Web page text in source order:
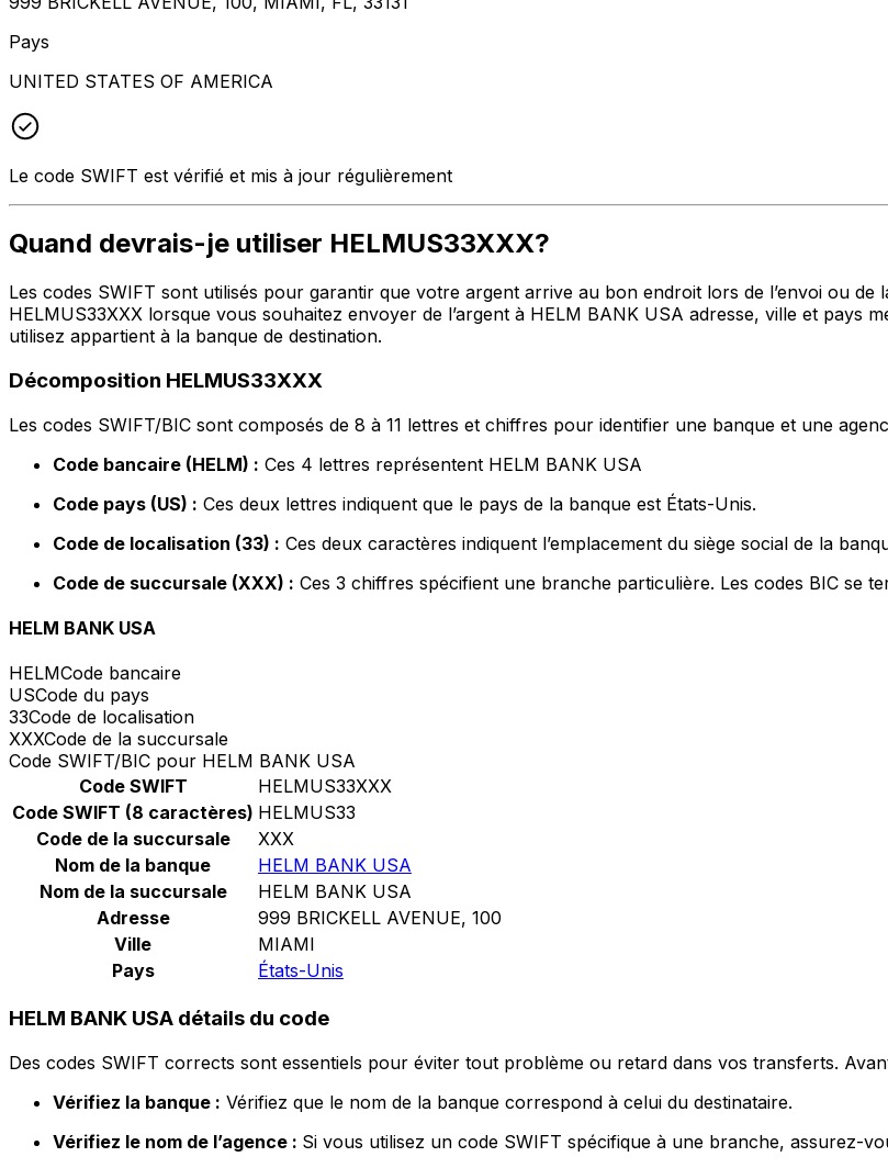
Pays
UNITED STATES OF AMERICA
Le code SWIFT est vérifié et mis à jour régulièrement
Quand devrais-je utiliser HELMUS33XXX?
Les codes SWIFT sont utilisés pour garantir que votre argent arrive au bon endroit lors de l’envoi ou de
HELMUS33XXX lorsque vous souhaitez envoyer de l’argent à HELM BANK USA adresse, ville et pays
utilisez appartient à la banque de destination.
Décomposition HELMUS33XXX
Les codes SWIFT/BIC sont composés de 8 à 11 lettres et chiffres pour identifier une banque et une
Code bancaire (HELM) : Ces 4 lettres représentent HELM BANK USA
Code pays (US) : Ces deux lettres indiquent que le pays de la banque est États-Unis.
Code de localisation (33) : Ces deux caractères indiquent l’emplacement du siège social de la
Code de succursale (XXX) : Ces 3 chiffres spécifient une branche particulière. Les codes BIC se
HELM BANK USA
HELMCode bancaire
USCode du pays
33Code de localisation
XXXCode de la succursale
Code SWIFT/BIC pour HELM BANK USA
Code SWIFT
HELMUS33XXX
Code SWIFT (8 caractères) HELMUS33
Code de la succursale
XXX
Nom de la banque
HELM BANK USA
Nom de la succursale
HELM BANK USA
Adresse
999 BRICKELL AVENUE, 100
Ville
MIAMI
Pays
États-Unis
HELM BANK USA détails du code
Des codes SWIFT corrects sont essentiels pour éviter tout problème ou retard dans vos transferts.
Vérifiez la banque : Vérifiez que le nom de la banque correspond à celui du destinataire.
Vérifiez le nom de l’agence : Si vous utilisez un code SWIFT spécifique à une branche, assurez-